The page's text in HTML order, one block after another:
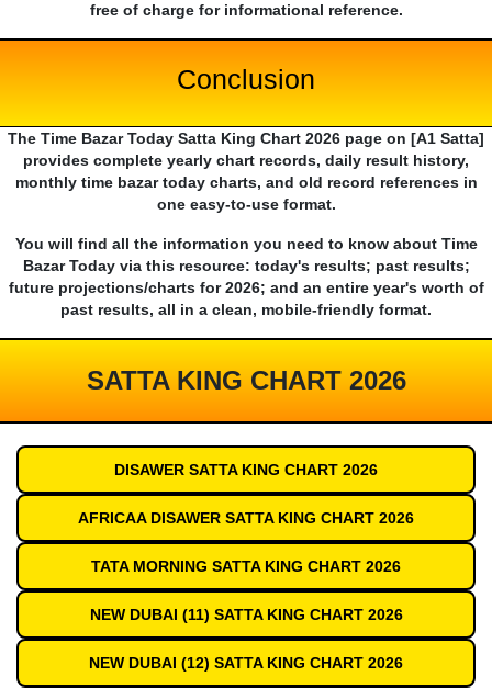
free of charge for informational reference.
Conclusion
The Time Bazar Today Satta King Chart 2026 page on [A1 Satta]
provides complete yearly chart records, daily result history,
monthly time bazar today charts, and old record references in
one easy-to-use format.
You will find all the information you need to know about Time
Bazar Today via this resource: today's results; past results;
future projections/charts for 2026; and an entire year's worth of
past results, all in a clean, mobile-friendly format.
SATTA KING CHART 2026
DISAWER SATTA KING CHART 2026
AFRICAA DISAWER SATTA KING CHART 2026
TATA MORNING SATTA KING CHART 2026
NEW DUBAI (11) SATTA KING CHART 2026
NEW DUBAI (12) SATTA KING CHART 2026